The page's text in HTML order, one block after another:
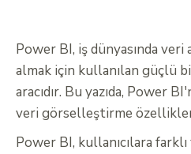
Power BI, iş dünyasında veri
almak için kullanılan güçlü
aracıdır. Bu yazıda, Power
veri görselleştirme
Power BI, kullanıcılara